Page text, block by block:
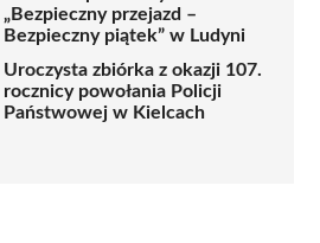
„Bezpieczny przejazd –
Bezpieczny piątek” w Ludyni
Uroczysta zbiórka z okazji 107.
rocznicy powołania Policji
Państwowej w Kielcach